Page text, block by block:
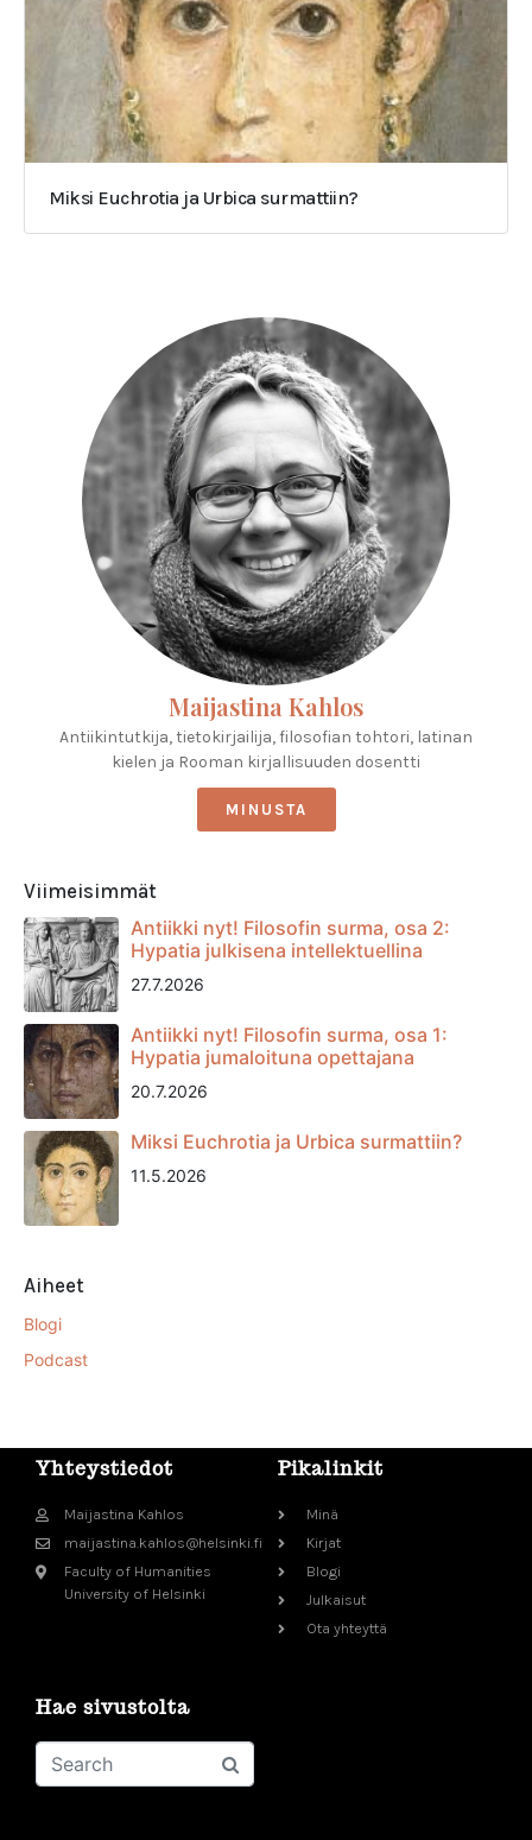
Miksi Euchrotia ja Urbica surmattiin?
Maijastina Kahlos
Antiikintutkija, tietokirjailija, filosofian tohtori, latinan
kielen ja Rooman kirjallisuuden dosentti
MINUSTA
Viimeisimmät
Antiikki nyt! Filosofin surma, osa 2:
Hypatia julkisena intellektuellina
27.7.2026
Antiikki nyt! Filosofin surma, osa 1:
Hypatia jumaloituna opettajana
20.7.2026
Miksi Euchrotia ja Urbica surmattiin?
11.5.2026
Aiheet
Blogi
Podcast
Yhteystiedot
Maijastina Kahlos
maijastina.kahlos@helsinki.fi
Faculty of Humanities
University of Helsinki
Pikalinkit
Minä
Kirjat
Blogi
Julkaisut
Ota yhteyttä
Hae sivustolta